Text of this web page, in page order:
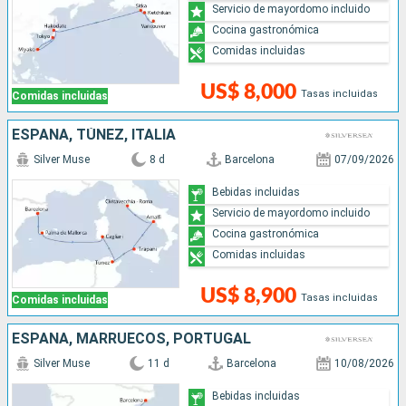
Comidas incluidas US$ 8,000 Tasas incluidas
Servicio de mayordomo incluido
Cocina gastronómica
Comidas incluidas
ESPAÑA, TÚNEZ, ITALIA
Comidas incluidas
Silver Muse 8 d Barcelona 07/09/2026
US$ 8,900 Tasas incluidas
Bebidas incluidas
Servicio de mayordomo incluido
Cocina gastronómica
Comidas incluidas
ESPAÑA, MARRUECOS, PORTUGAL
Silver Muse 11 d Barcelona 10/08/2026
Bebidas incluidas